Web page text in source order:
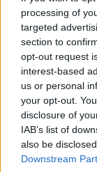
processing of
targeted
section to
opt-out request
interest-based
us or personal
your opt-out.
disclosure of
IAB’s list of
also be
Downstream
Widać zresztą,
kapłaństwa
życiowych
związki
To wszystko się
przedłużający
doświadczenia.
to po prostu
powołania też